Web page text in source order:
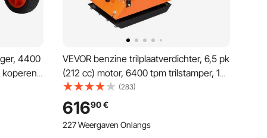
4400
koperen
VEVOR benzine trilplaatverdichter, 6,5 pk
(212 cc) motor, 6400 tpm trilstamper, 15
kN verdichtingsdruk, plaat 530x400
mm, handbediende trilplaat voor
bestrating, asfalt en funderingen.
(283)
61690€
227 Weergaven Onlangs